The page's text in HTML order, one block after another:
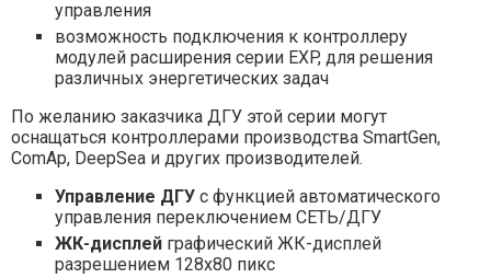
управления
возможность подключения к контроллеру
модулей расширения серии EXP, для решения
различных энергетических задач
По желанию заказчика ДГУ этой серии могут
оснащаться контроллерами производства SmartGen,
ComAp, DeepSea и других производителей.
Управление ДГУ с функцией автоматического
управления переключением СЕТЬ/ДГУ
ЖК-дисплей графический ЖК-дисплей
разрешением 128х80 пикс